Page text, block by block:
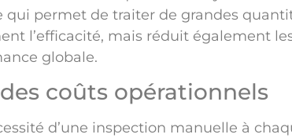
qui permet de traiter de grandes
l’efficacité, mais réduit également
globale.
coûts opérationnels
d’une inspection manuelle à